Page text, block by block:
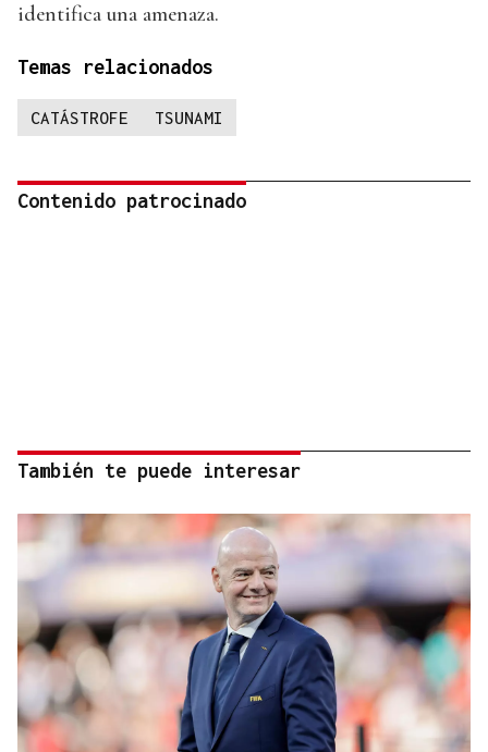
identifica una amenaza.
Temas relacionados
CATÁSTROFE TSUNAMI
Contenido patrocinado
También te puede interesar